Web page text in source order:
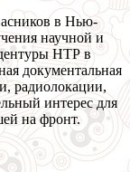
в Нью-
научной и
НТР в
документальная
радиолокации,
интерес для
на фронт.